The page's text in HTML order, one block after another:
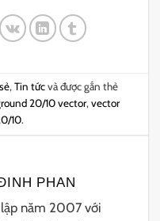
,Tin tứcvà được gắn thẻ
20/10 vector,vector
10.
PHAN
năm 2007 với